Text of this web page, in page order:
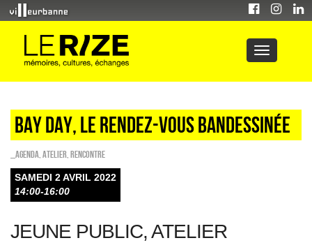
BAY DAY, LE RENDEZ-VOUS BANDESSINÉE
_Agenda Atelier Rencontre
SAMEDI 2 AVRIL 2022
14:00-16:00
JEUNE PUBLIC, ATELIER